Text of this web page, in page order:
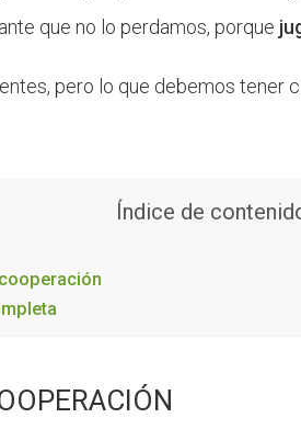
que no lo perdamos, porque
pero lo que debemos tener
Índice de